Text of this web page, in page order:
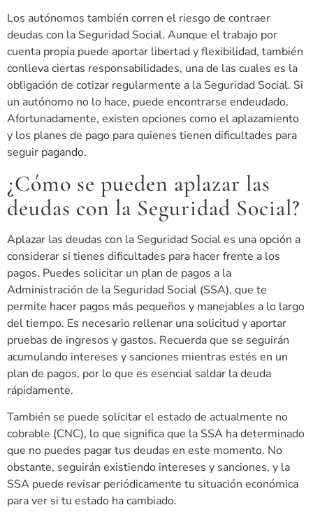
Los autónomos también corren el riesgo de contraer
deudas con la Seguridad Social. Aunque el trabajo por
cuenta propia puede aportar libertad y flexibilidad, también
conlleva ciertas responsabilidades, una de las cuales es la
obligación de cotizar regularmente a la Seguridad Social. Si
un autónomo no lo hace, puede encontrarse endeudado.
Afortunadamente, existen opciones como el aplazamiento
y los planes de pago para quienes tienen dificultades para
seguir pagando.
¿Cómo se pueden aplazar las
deudas con la Seguridad Social?
Aplazar las deudas con la Seguridad Social es una opción a
considerar si tienes dificultades para hacer frente a los
pagos. Puedes solicitar un plan de pagos a la
Administración de la Seguridad Social (SSA), que te
permite hacer pagos más pequeños y manejables a lo largo
del tiempo. Es necesario rellenar una solicitud y aportar
pruebas de ingresos y gastos. Recuerda que se seguirán
acumulando intereses y sanciones mientras estés en un
plan de pagos, por lo que es esencial saldar la deuda
rápidamente.
También se puede solicitar el estado de actualmente no
cobrable (CNC), lo que significa que la SSA ha determinado
que no puedes pagar tus deudas en este momento. No
obstante, seguirán existiendo intereses y sanciones, y la
SSA puede revisar periódicamente tu situación económica
para ver si tu estado ha cambiado.